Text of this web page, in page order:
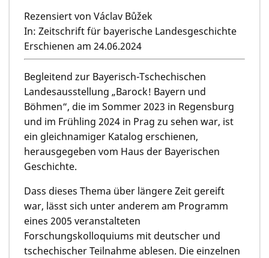
Rezensiert von Václav Bůžek
In: Zeitschrift für bayerische Landesgeschichte
Erschienen am 24.06.2024
Begleitend zur Bayerisch-Tschechischen
Landesausstellung „Barock! Bayern und
Böhmen“, die im Sommer 2023 in Regensburg
und im Frühling 2024 in Prag zu sehen war, ist
ein gleichnamiger Katalog erschienen,
herausgegeben vom Haus der Bayerischen
Geschichte.
Dass dieses Thema über längere Zeit gereift
war, lässt sich unter anderem am Programm
eines 2005 veranstalteten
Forschungskolloquiums mit deutscher und
tschechischer Teilnahme ablesen. Die einzelnen